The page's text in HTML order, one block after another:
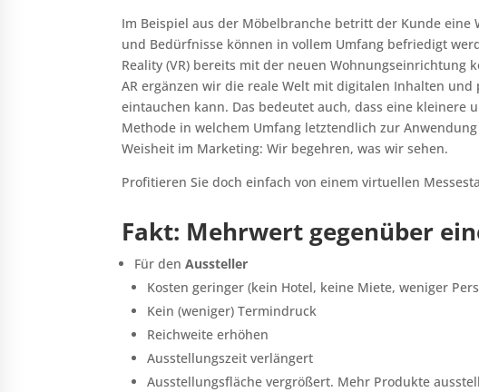
Im Beispiel aus der Möbelbranche betritt der Kunde
und Bedürfnisse können in vollem Umfang befriedigt
Reality (VR) bereits mit der neuen
AR ergänzen wir die reale Welt mit digitalen Inhalten
eintauchen kann. Das bedeutet auch, dass eine kleinere
Methode in welchem Umfang letztendlich zur
Weisheit im Marketing: Wir begehren, was wir sehen.
Profitieren Sie doch einfach von einem virtuellen
Fakt: Mehrwert gegenüber
Für denAussteller
Kosten geringer (kein Hotel, keine Miete, weniger
Kein (weniger) Termindruck
Reichweite erhöhen
Ausstellungszeit verlängert
Ausstellungsfläche vergrößert. Mehr Produkte